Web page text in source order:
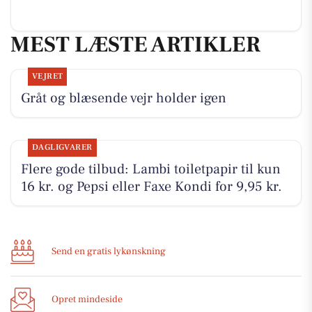
MEST LÆSTE ARTIKLER
VEJRET
Gråt og blæsende vejr holder igen
DAGLIGVARER
Flere gode tilbud: Lambi toiletpapir til kun
16 kr. og Pepsi eller Faxe Kondi for 9,95 kr.
Send en gratis lykønskning
Opret mindeside